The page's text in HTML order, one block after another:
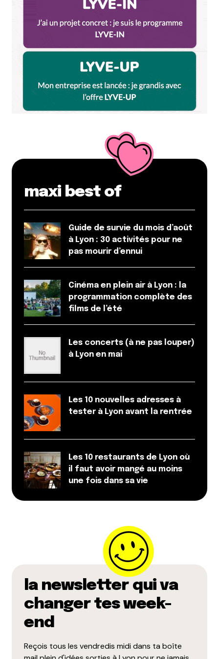
maxi best of
Guide de survie du mois d’août
à Lyon : 30 activités pour ne
pas mourir d’ennui
Cinéma en plein air à Lyon : la
programmation complète des
films de l’été
Les concerts (à ne pas louper)
à Lyon en mai
Les 10 nouvelles adresses à
tester à Lyon avant la rentrée
Les 10 restaurants de Lyon où
il faut avoir mangé au moins
une fois dans sa vie
la newsletter qui va
changer tes week-
end
Reçois tous les vendredis midi dans ta boîte